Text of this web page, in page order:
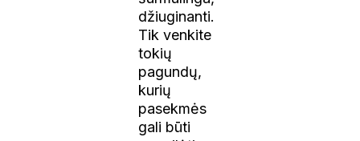
džiuginanti.
Tik venkite
tokių
pagundų,
kurių
pasekmės
gali būti